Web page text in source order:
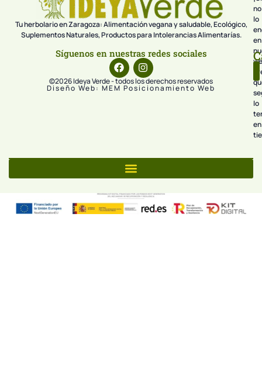
Tu herbolario en Zaragoza: Alimentación vegana y saludable, Ecológico,
Suplementos Naturales, Productos para Intolerancias Alimentarías.
Síguenos en nuestras redes sociales
©2026 Ideya Verde - todos los derechos reservados
Diseño Web: MEM Posicionamiento Web
no
lo
en
lo
en